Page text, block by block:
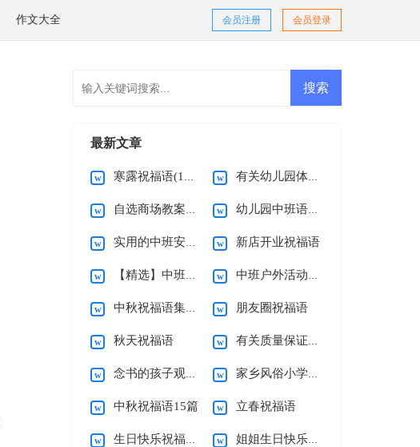
作文大全 会员登录
会员注册
最新文章
寒露祝福语(15篇) 有关幼儿园体育活动教案范文
自选商场教案汇总十篇 幼儿园中班语言教案15篇
实用的中班安全教案模板汇总8篇 新店开业祝福语
【精选】中班户外活动教案四篇 中班户外活动教案优秀
中秋祝福语集合15篇 朋友圈祝福语
秋天祝福语 有关质量保证承诺书范文集合七篇
念书的孩子观后感 家乡风俗小学作文
中秋祝福语15篇 立春祝福语
生日快乐祝福语15篇 姐姐生日快乐祝福语